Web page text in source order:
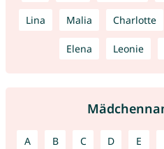
Lina Malia Charlotte
Elena Leonie
A B C D E